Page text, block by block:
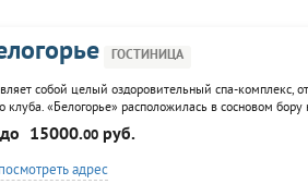
ГОСТИНИЦА
собой целый оздоровительный спа-комплекс,
клуба. «Белогорье» расположилась в сосновом
номера, баня, сауна, ресторан. Гостиница
до 15000.00руб.
адрес